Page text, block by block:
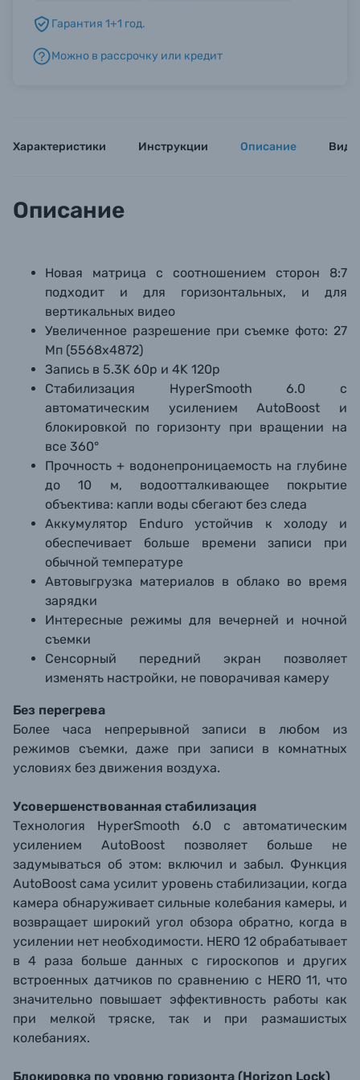
Б/У фототехника (Комиссионные товары)
Гарантия 1+1 год.
Можно в рассрочку или кредит
Характеристики Инструкции Описание
Описание
Новая матрица с соотношением сторон 8:7
подходит и для горизонтальных, и для
вертикальных видео
Увеличенное разрешение при съемке фото: 27
Мп (5568x4872)
Запись в 5.3K 60р и 4K 120р
Стабилизация HyperSmooth 6.0 с
автоматическим усилением AutoBoost и
блокировкой по горизонту при вращении на
все 360°
Прочность + водонепроницаемость на глубине
до 10 м, водоотталкивающее покрытие
объектива: капли воды сбегают без следа
Аккумулятор Enduro устойчив к холоду и
обеспечивает больше времени записи при
обычной температуре
Автовыгрузка материалов в облако во время
зарядки
Интересные режимы для вечерней и ночной
съемки
Сенсорный передний экран позволяет
изменять настройки, не поворачивая камеру
Без перегрева
Более часа непрерывной записи в любом из
режимов съемки, даже при записи в комнатных
условиях без движения воздуха.
Усовершенствованная стабилизация
Технология HyperSmooth 6.0 с автоматическим
усилением AutoBoost позволяет больше не
задумываться об этом: включил и забыл. Функция
AutoBoost сама усилит уровень стабилизации, когда
камера обнаруживает сильные колебания камеры, и
возвращает широкий угол обзора обратно, когда в
усилении нет необходимости. HERO 12 обрабатывает
в 4 раза больше данных с гироскопов и других
встроенных датчиков по сравнению с HERO 11, что
значительно повышает эффективность работы как
при мелкой тряске, так и при размашистых
колебаниях.
Блокировка по уровню горизонта (Horizon Lock)